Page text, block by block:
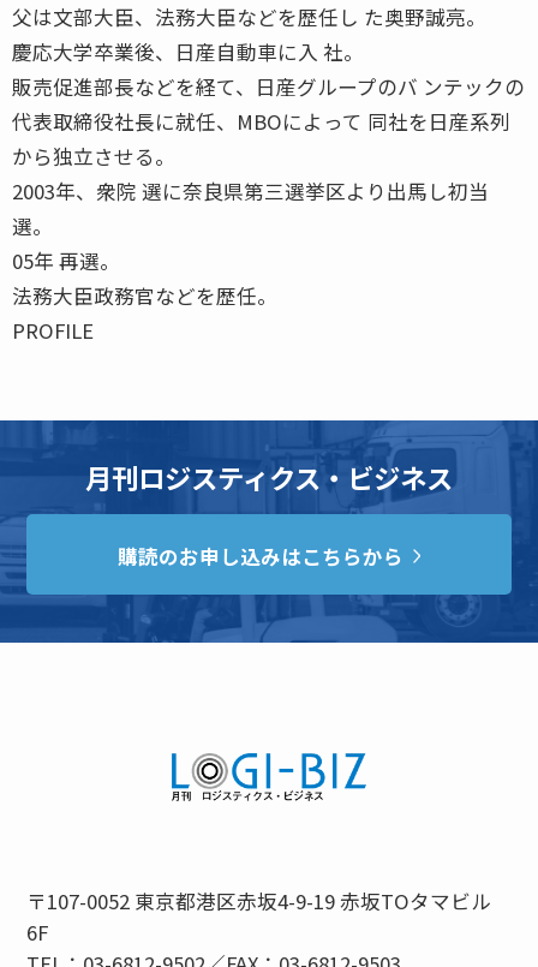
父は文部大臣、法務大臣などを歴任し た奥野誠亮。
慶応大学卒業後、日産自動車に入 社。
販売促進部長などを経て、日産グループのバ ンテックの
代表取締役社長に就任、MBOによって 同社を日産系列
から独立させる。
2003年、衆院 選に奈良県第三選挙区より出馬し初当
選。
05年 再選。
法務大臣政務官などを歴任。
PROFILE
月刊ロジスティクス・ビジネス
購読のお申し込みはこちらから
〒107-0052 東京都港区赤坂4-9-19 赤坂TOタマビル
6F